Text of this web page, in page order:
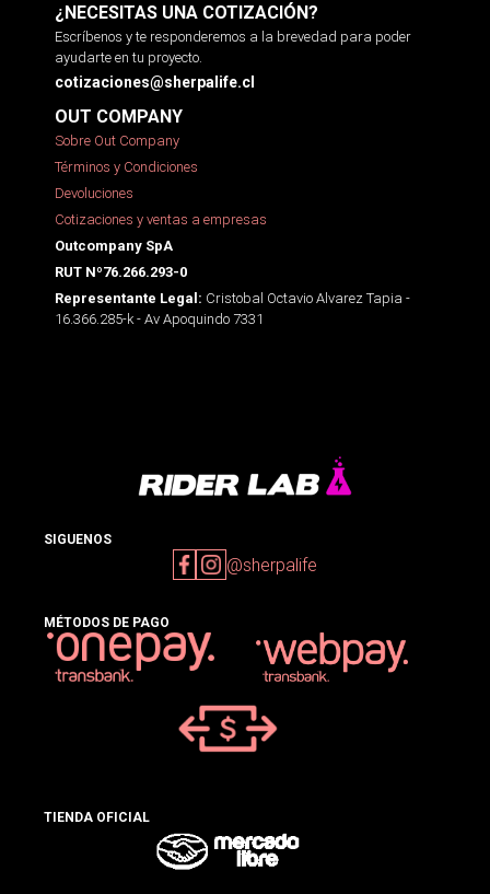
¿NECESITAS UNA COTIZACIÓN?
Escríbenos y te responderemos a la brevedad para poder
ayudarte en tu proyecto.
cotizaciones@sherpalife.cl
OUT COMPANY
Sobre Out Company
Términos y Condiciones
Devoluciones
Cotizaciones y ventas a empresas
Outcompany SpA
RUT Nº76.266.293-0
Representante Legal: Cristobal Octavio Alvarez Tapia -
16.366.285-k - Av Apoquindo 7331
SIGUENOS
@sherpalife
MÉTODOS DE PAGO
TIENDA OFICIAL